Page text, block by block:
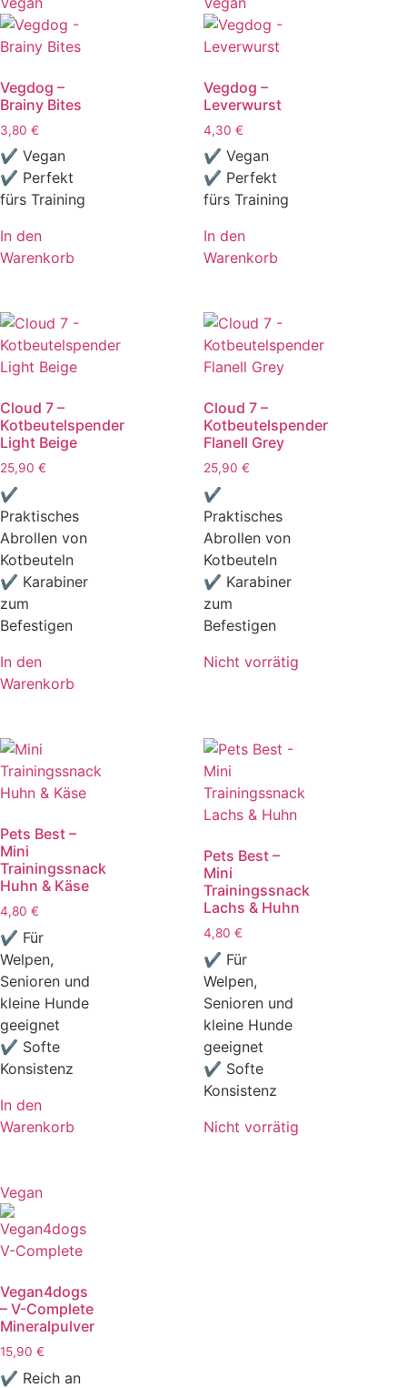
Vegdog –
Brainy Bites
3,80 €
✔ Vegan
✔ Perfekt
fürs Training
In den
Warenkorb
Vegdog –
Leverwurst
4,30 €
✔ Vegan
✔ Perfekt
fürs Training
In den
Warenkorb
Cloud 7 –
Kotbeutelspender
Light Beige
25,90 €
✔
Praktisches
Abrollen von
Kotbeuteln
✔ Karabiner
zum
Befestigen
In den
Warenkorb
Cloud 7 –
Kotbeutelspender
Flanell Grey
25,90 €
✔
Praktisches
Abrollen von
Kotbeuteln
✔ Karabiner
zum
Befestigen
Nicht vorrätig
Pets Best –
Mini
Trainingssnack
Huhn & Käse
4,80 €
✔ Für
Welpen,
Senioren und
kleine Hunde
geeignet
✔ Softe
Konsistenz
In den
Warenkorb
Pets Best –
Mini
Trainingssnack
Lachs & Huhn
4,80 €
✔ Für
Welpen,
Senioren und
kleine Hunde
geeignet
✔ Softe
Konsistenz
Nicht vorrätig
Vegan
Vegan4dogs
– V-Complete
Mineralpulver
15,90 €
✔ Reich an